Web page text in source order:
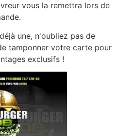
vous la remettra lors de
une, n'oubliez pas de
tamponner votre carte pour
exclusifs !